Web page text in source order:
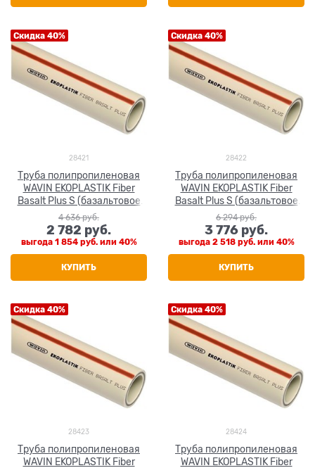
Скидка 40%
28421
Труба полипропиленовая
WAVIN EKOPLASTIK Fiber
Basalt Plus S (базальтовое
волокно) 75x8.4
4 636 руб.
2 782 руб.
выгода 1 854 руб.или 40%
КУПИТЬ
Скидка 40%
28422
Труба полипропиленовая
WAVIN EKOPLASTIK Fiber
Basalt Plus S (базальтовое
волокно) 90x10.1
6 294 руб.
3 776 руб.
выгода 2 518 руб.или 40%
КУПИТЬ
Скидка 40%
28423
Труба полипропиленовая
WAVIN EKOPLASTIK Fiber
Скидка 40%
28424
Труба полипропиленовая
WAVIN EKOPLASTIK Fiber